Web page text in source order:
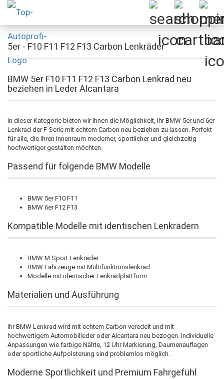
5er - F10 F11 F12 F13 Carbon Lenkräder
BMW 5er F10 F11 F12 F13 Carbon Lenkrad neu
beziehen in Leder Alcantara
In dieser Kategorie bieten wir Ihnen die Möglichkeit, Ihr BMW 5er und 6er
Lenkrad der F Serie mit echtem Carbon neu beziehen zu lassen. Perfekt
für alle, die ihren Innenraum moderner, sportlicher und gleichzeitig
hochwertiger gestalten möchten.
Passend für folgende BMW Modelle
BMW 5er F10 F11
BMW 6er F12 F13
Kompatible Modelle mit identischen Lenkrädern
BMW M Sport Lenkräder
BMW Fahrzeuge mit Multifunktionslenkrad
Modelle mit identischer Lenkradplattform
Materialien und Ausführung
Ihr BMW Lenkrad wird mit echtem Carbon veredelt und mit
hochwertigem Automobilleder oder Alcantara neu bezogen. Individuelle
Anpassungen wie farbige Nähte, 12 Uhr Markierung, Daumenauflagen
oder sportliche Aufpolsterung sind problemlos möglich.
Moderne Sportlichkeit und Premium Fahrgefühl